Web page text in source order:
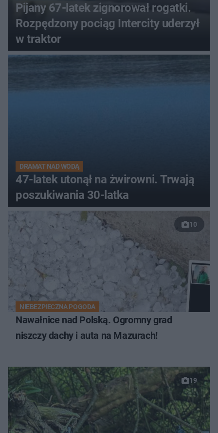
Pijany 67-latek zignorował rogatki.
Rozpędzony pociąg Intercity uderzył
w traktor
DRAMAT NAD WODĄ
47-latek utonął na żwirowni. Trwają
poszukiwania 30-latka
10
NIEBEZPIECZNA POGODA
Nawałnice nad Polską. Ogromny grad
niszczy dachy i auta na Mazurach!
19